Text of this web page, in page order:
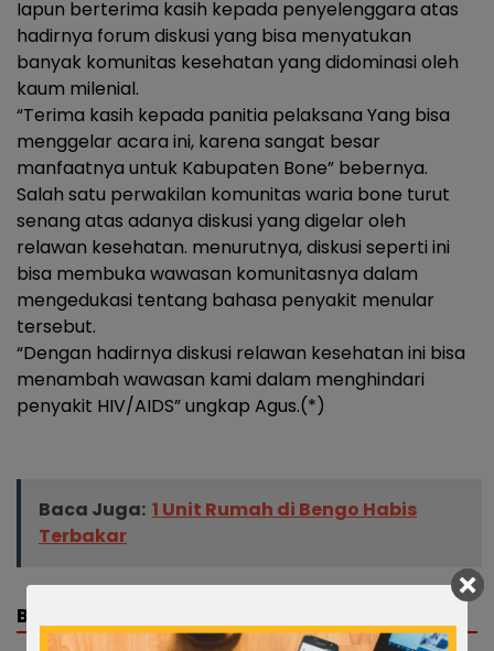
Iapun berterima kasih kepada penyelenggara atas
hadirnya forum diskusi yang bisa menyatukan
banyak komunitas kesehatan yang didominasi oleh
kaum milenial.
“Terima kasih kepada panitia pelaksana Yang bisa
menggelar acara ini, karena sangat besar
manfaatnya untuk Kabupaten Bone” bebernya.
Salah satu perwakilan komunitas waria bone turut
senang atas adanya diskusi yang digelar oleh
relawan kesehatan. menurutnya, diskusi seperti ini
bisa membuka wawasan komunitasnya dalam
mengedukasi tentang bahasa penyakit menular
tersebut.
“Dengan hadirnya diskusi relawan kesehatan ini bisa
menambah wawasan kami dalam menghindari
penyakit HIV/AIDS” ungkap Agus.(*)
Baca Juga: 1 Unit Rumah di Bengo Habis
Terbakar
BERITA TERKAIT